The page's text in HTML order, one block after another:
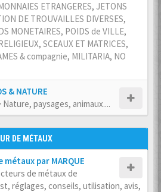
ETRANGERES, JETONS
DE TROUVAILLES DIVERSES,
MONETAIRES, POIDS de VILLE,
, SCEAUX ET MATRICES,
& compagnie, MILITARIA, NO
& NATURE
paysages, animaux....
DE MÉTAUX
par MARQUE
de métaux de
réglages, conseils, utilisation, avis,